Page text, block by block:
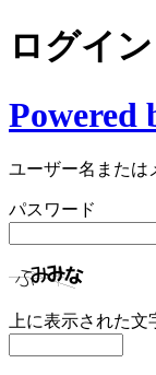
ログイン
Powered
ユーザー名または
パスワード
上に表示された文